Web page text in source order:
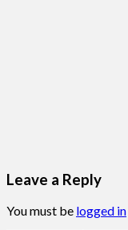
Leave a Reply
You must be logged in